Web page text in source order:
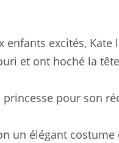
enfants excités,
et ont hoché la
pour son
un élégant